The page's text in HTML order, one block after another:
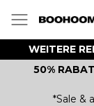
WEITERE
50%
*Sale &